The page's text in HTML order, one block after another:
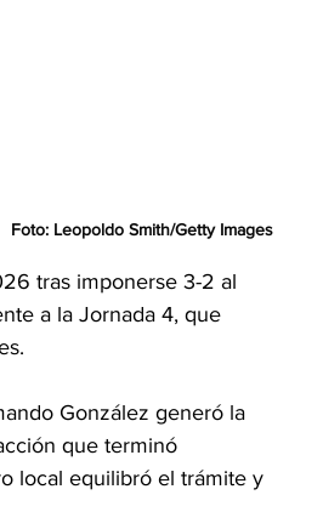
Foto: Leopoldo Smith/Getty Images
tras imponerse 3-2 al
a la Jornada 4, que
González generó la
que terminó
local equilibró el trámite y